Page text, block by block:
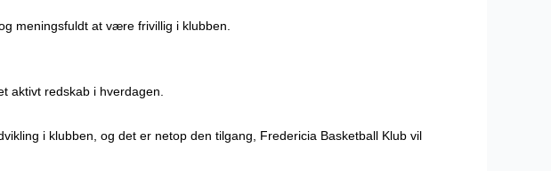
meningsfuldt at være frivillig i klubben.
aktivt redskab i hverdagen.
i klubben, og det er netop den tilgang, Fredericia Basketball Klub vil